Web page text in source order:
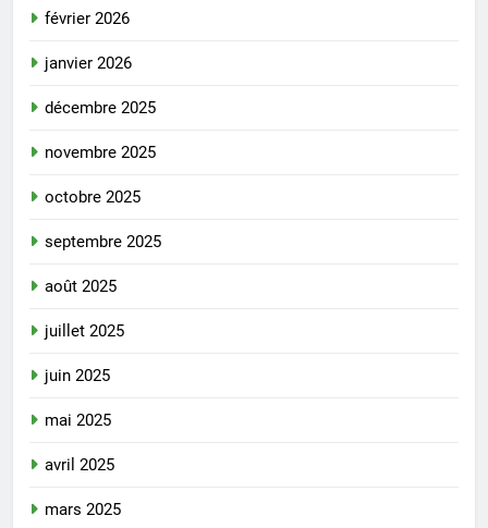
février 2026
janvier 2026
décembre 2025
novembre 2025
octobre 2025
septembre 2025
août 2025
juillet 2025
juin 2025
mai 2025
avril 2025
mars 2025